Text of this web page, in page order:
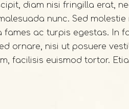
diam nisi fringilla erat,
nunc. Sed
ac turpis egestas. In
ornare, nisi ut posuere
facilisis euismod tortor.